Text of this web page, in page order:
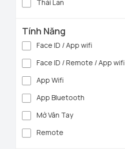
Thái Lan
Tính Năng
Face ID / App wifi
Face ID / Remote / App wifi
App Wifi
App Bluetooth
Mở Vân Tay
Remote